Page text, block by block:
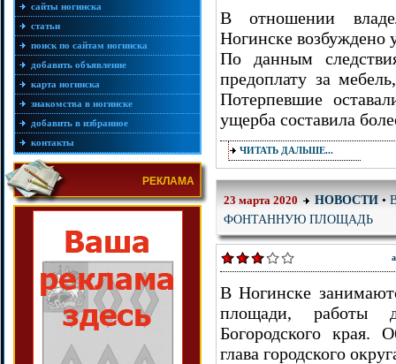
сайты ногинска
статьи
поиск по сайтам ногинска
добавить объявление
карта ногинска
знакомства в ногинске
добавить в избранное
контакты
РЕКЛАМА
В отношении
Ногинске возбуждено
По данным
предоплату за
Потерпевшие
ущерба составила
ЧИТАТЬ ДАЛЬШЕ...
23 марта 2020 НОВОСТИ •
ФОНТАННУЮ ПЛОЩАДЬ
В Ногинске
площади, работы
Богородского края.
глава городского